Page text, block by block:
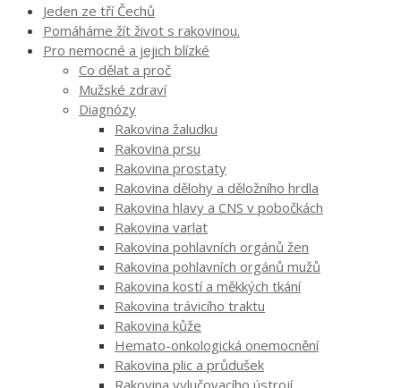
Jeden ze tří Čechů
Pomáháme žít život s rakovinou.
Pro nemocné a jejich blízké
Co dělat a proč
Mužské zdraví
Diagnózy
Rakovina žaludku
Rakovina prsu
Rakovina prostaty
Rakovina dělohy a děložního hrdla
Rakovina hlavy a CNS v pobočkách
Rakovina varlat
Rakovina pohlavních orgánů žen
Rakovina pohlavních orgánů mužů
Rakovina kostí a měkkých tkání
Rakovina trávicího traktu
Rakovina kůže
Hemato-onkologická onemocnění
Rakovina plic a průdušek
Rakovina vylučovacího ústrojí